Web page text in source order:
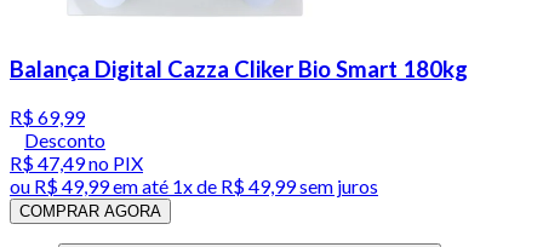
Balança Digital Cazza Cliker Bio Smart 180kg
R$ 69,99
Desconto
R$ 47,49no PIX
ou R$ 49,99em até 1x de R$ 49,99sem juros
COMPRAR AGORA